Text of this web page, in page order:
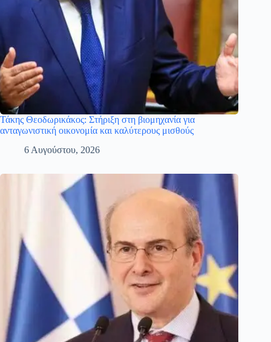
Τάκης Θεοδωρικάκος: Στήριξη στη βιομηχανία για
ανταγωνιστική οικονομία και καλύτερους μισθούς
6 Αυγούστου, 2026